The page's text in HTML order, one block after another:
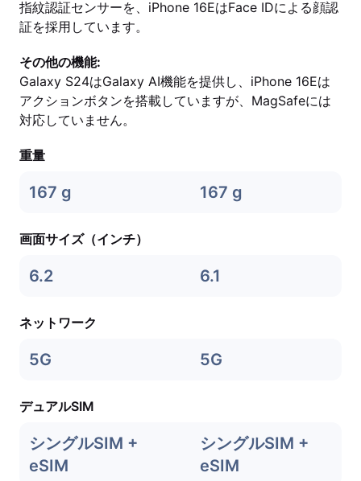
指紋認証センサーを、iPhone 16EはFace IDによる顔認
証を採用しています。
その他の機能:
Galaxy S24はGalaxy AI機能を提供し、iPhone 16Eは
アクションボタンを搭載していますが、MagSafeには
対応していません。
重量
167 g 167 g
画面サイズ（インチ）
6.2 6.1
ネットワーク
5G 5G
デュアルSIM
シングルSIM +
eSIM
シングルSIM +
eSIM